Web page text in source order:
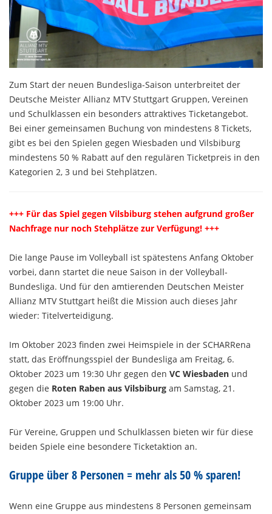
Zum Start der neuen Bundesliga-Saison unterbreitet der
Deutsche Meister Allianz MTV Stuttgart Gruppen, Vereinen
und Schulklassen ein besonders attraktives Ticketangebot.
Bei einer gemeinsamen Buchung von mindestens 8 Tickets,
gibt es bei den Spielen gegen Wiesbaden und Vilsbiburg
mindestens 50 % Rabatt auf den regulären Ticketpreis in den
Kategorien 2, 3 und bei Stehplätzen.
+++ Für das Spiel gegen Vilsbiburg stehen aufgrund großer
Nachfrage nur noch Stehplätze zur Verfügung! +++
Die lange Pause im Volleyball ist spätestens Anfang Oktober
vorbei, dann startet die neue Saison in der Volleyball-
Bundesliga. Und für den amtierenden Deutschen Meister
Allianz MTV Stuttgart heißt die Mission auch dieses Jahr
wieder: Titelverteidigung.
Im Oktober 2023 finden zwei Heimspiele in der SCHARRena
statt, das Eröffnungsspiel der Bundesliga am Freitag, 6.
Oktober 2023 um 19:30 Uhr gegen den VC Wiesbaden und
gegen die Roten Raben aus Vilsbiburg am Samstag, 21.
Oktober 2023 um 19:00 Uhr.
Für Vereine, Gruppen und Schulklassen bieten wir für diese
beiden Spiele eine besondere Ticketaktion an.
Gruppe über 8 Personen = mehr als 50 % sparen!
Wenn eine Gruppe aus mindestens 8 Personen gemeinsam